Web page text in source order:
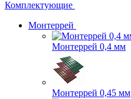
Комплектующие
Монтеррей
Монтеррей 0,4 мм
Монтеррей 0,45 мм